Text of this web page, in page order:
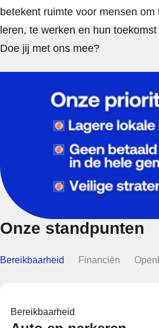
betekent ruimte voor mensen
leren, te werken en hun
Doe jij met ons mee?
Onze standpunten
Bereikbaarheid Financiën
Bereikbaarheid